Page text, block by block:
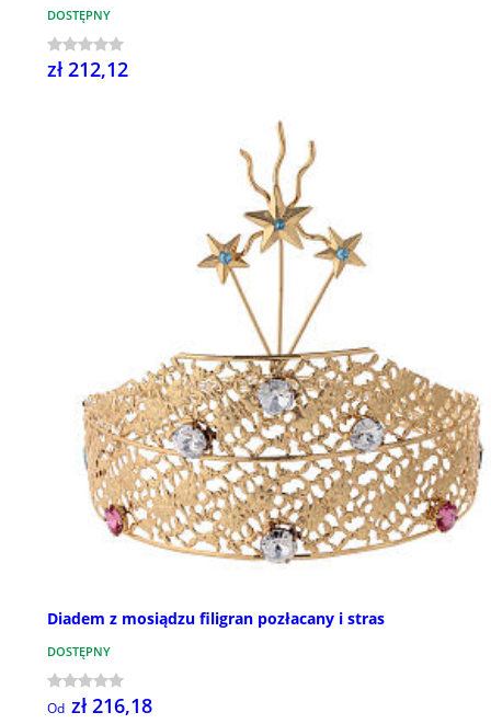
DOSTĘPNY
zł 212,12
Diadem z mosiądzu filigran pozłacany i stras
DOSTĘPNY
Od zł 216,18